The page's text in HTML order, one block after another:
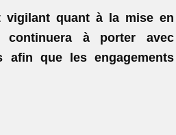
vigilant quant à la mise en
continuera à porter avec
afin que les engagements